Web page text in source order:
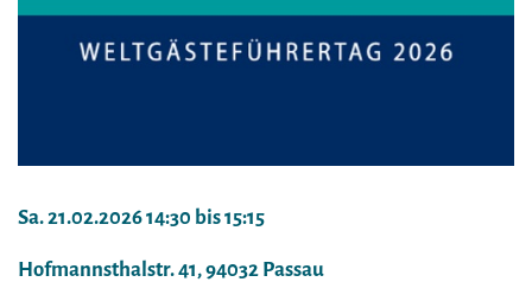
Sa. 21.02.2026 14:30 bis 15:15
Hofmannsthalstr. 41, 94032 Passau